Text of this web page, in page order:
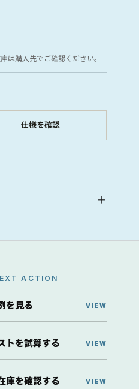
は購入先でご確認ください。
仕様を確認
ACTION
を見る
トを試算する
庫を確認する